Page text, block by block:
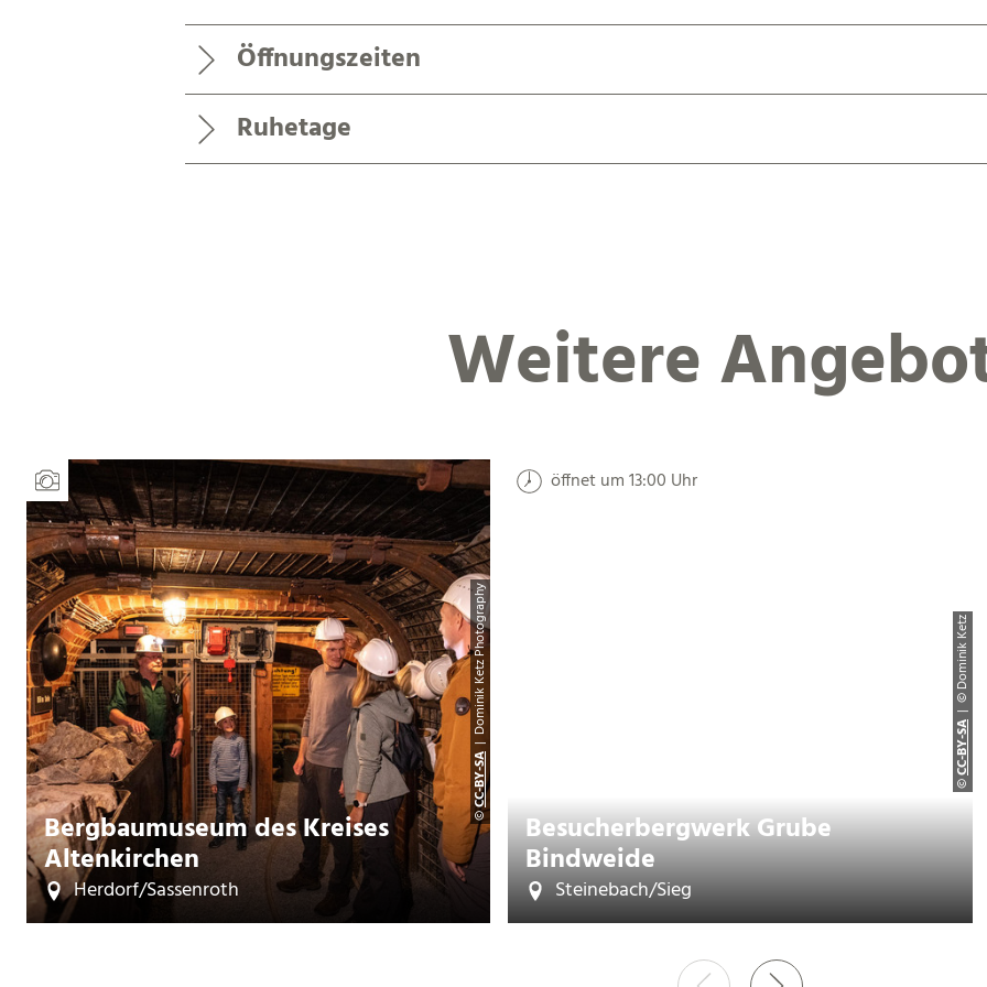
Öffnungszeiten
Ruhetage
Weitere
Bergbaumuseum des Kreises
Altenkirchen
Herdorf/Sassenroth
©
CC-BY-SA
| Dominik Ketz Photography
öffnet um 13:00 Uhr
Besucherbergwerk Grube
Bindweide
Steinebach/Sieg
©
CC-BY-SA
| © Dominik Ketz